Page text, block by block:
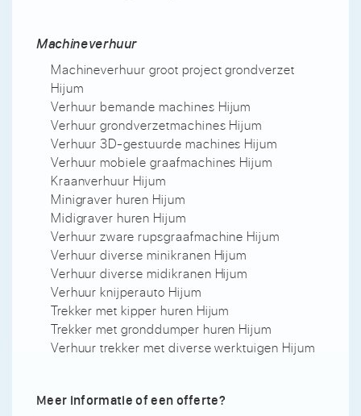
Machineverhuur
Machineverhuur groot project grondverzet
Hijum
Verhuur bemande machines Hijum
Verhuur grondverzetmachines Hijum
Verhuur 3D-gestuurde machines Hijum
Verhuur mobiele graafmachines Hijum
Kraanverhuur Hijum
Minigraver huren Hijum
Midigraver huren Hijum
Verhuur zware rupsgraafmachine Hijum
Verhuur diverse minikranen Hijum
Verhuur diverse midikranen Hijum
Verhuur knijperauto Hijum
Trekker met kipper huren Hijum
Trekker met gronddumper huren Hijum
Verhuur trekker met diverse werktuigen Hijum
Meer informatie of een offerte?